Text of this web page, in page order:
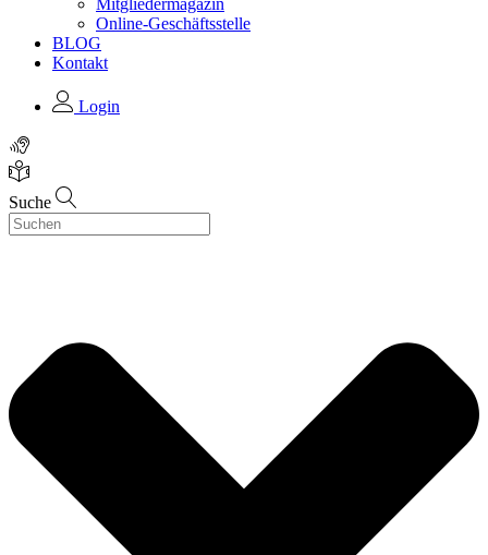
Mitgliedermagazin
Online-Geschäftsstelle
BLOG
Kontakt
Login
Suche